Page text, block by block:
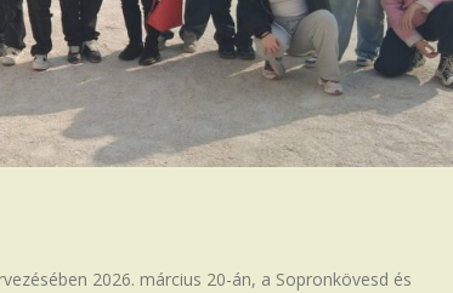
2026. március 20-án, a Sopronkövesd és